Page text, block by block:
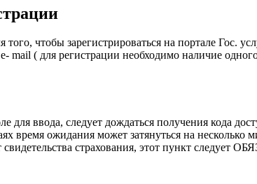
чтобы зарегистрироваться на портале Гос.
( для регистрации необходимо наличие
для ввода, следует дождаться получения кода
время ожидания может затянуться на несколько
свидетельства страхования, этот пункт следует